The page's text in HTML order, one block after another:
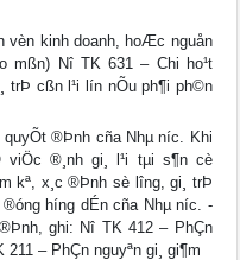
vèn kinh doanh, hoÆc nguån
mßn) Nî TK 631 – Chi ho¹t
trÞ cßn l¹i lín nÕu ph¶i ph©n
quyÕt ®Þnh cña Nhµ n­íc. Khi
®¸nh gi¸ l¹i tµi s¶n cè
kª, x¸c ®Þnh sè l­îng, gi¸ trÞ
h­íng dÉn cña Nhµ n­íc. -
ghi: Nî TK 412 – PhÇn
– PhÇn nguyªn gi¸ gi¶m